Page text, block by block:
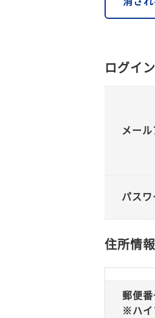
ログイ
メール
パスワ
住所情報
郵便番
※ハイ